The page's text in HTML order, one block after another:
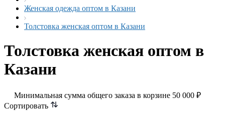
Женская одежда оптом в Казани
Толстовка женская оптом в Казани
Толстовка женская оптом в
Казани
Минимальная сумма общего заказа в корзине 50 000 ₽
Сортировать